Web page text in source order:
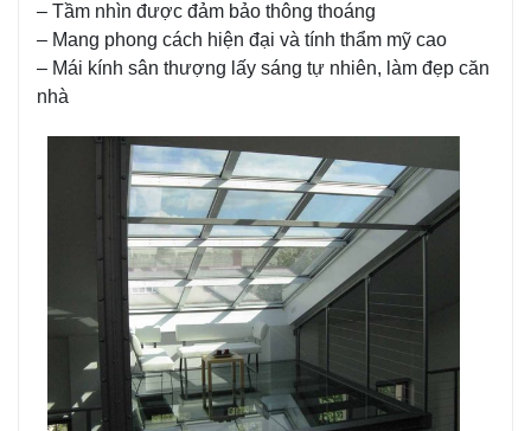
– Tầm nhìn được đảm bảo thông thoáng
– Mang phong cách hiện đại và tính thẩm mỹ cao
– Mái kính sân thượng lấy sáng tự nhiên, làm đẹp căn
nhà